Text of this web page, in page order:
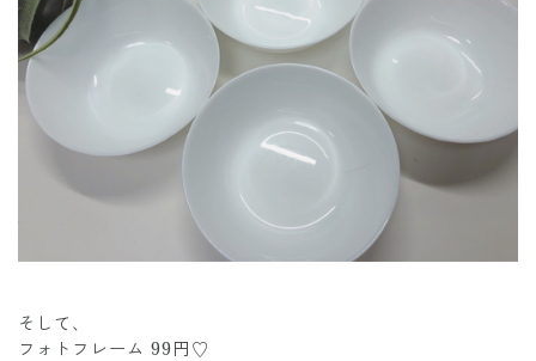
そして、
フォトフレーム 99円♡